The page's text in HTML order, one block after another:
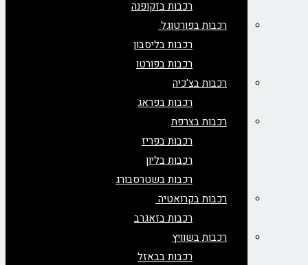
רכבות בזקופנה
רכבות בפורטוגל
רכבות בליסבון
רכבות בפורטו
רכבות בצ'כיה
רכבות בפראג
רכבות בצרפת
רכבות בפריז
רכבות בליון
רכבות בשטרסבורג
רכבות בקרואטיה
רכבות בזאגרב
רכבות בשוויץ
רכבות בבאזל